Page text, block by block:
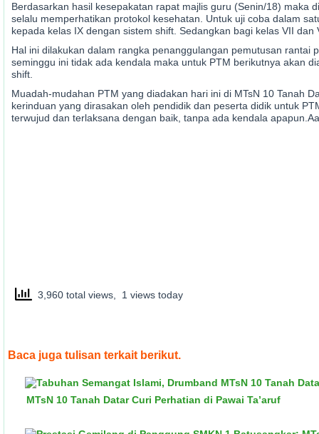
Berdasarkan hasil kesepakatan rapat majlis guru (Senin/18) maka
selalu memperhatikan protokol kesehatan. Untuk uji coba dalam
kepada kelas IX dengan sistem shift. Sedangkan bagi kelas VII
Hal ini dilakukan dalam rangka penanggulangan pemutusan
seminggu ini tidak ada kendala maka untuk PTM berikutnya akan
shift.
Muadah-mudahan PTM yang diadakan hari ini di MTsN 10 Tanah
kerinduan yang dirasakan oleh pendidik dan peserta didik untuk
terwujud dan terlaksana dengan baik, tanpa ada kendala
3,960 total views, 1 views today
Baca juga tulisan terkait berikut.
MTsN 10 Tanah Datar Curi Perhatian di Pawai Ta’aruf